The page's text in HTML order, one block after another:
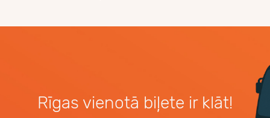
Rīgas vienotā biļete ir klāt!